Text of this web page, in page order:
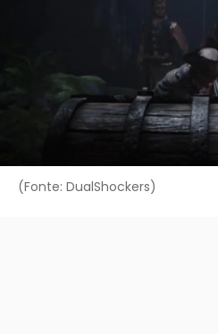
(Fonte: DualShockers)